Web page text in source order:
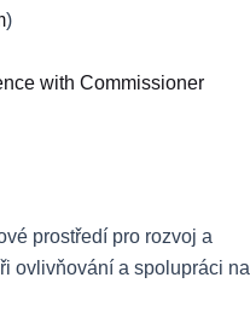
)
with Commissioner
prostředí pro rozvoj a
ovlivňování a spolupráci na